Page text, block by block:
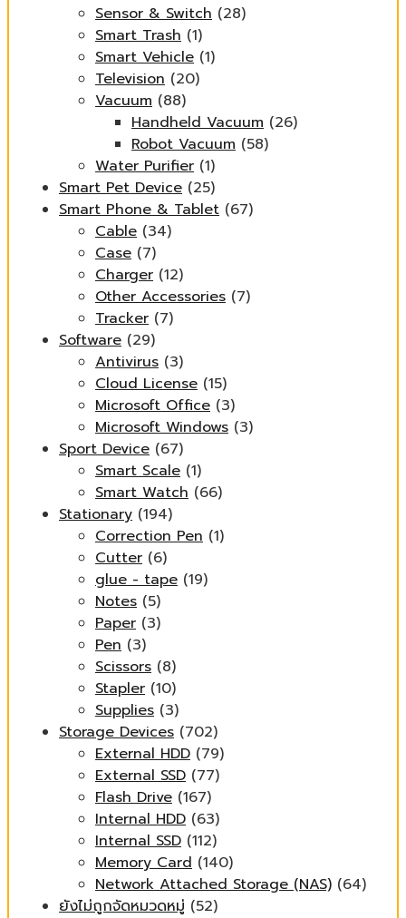
Sensor & Switch (28)
Smart Trash (1)
Smart Vehicle (1)
Television (20)
Vacuum (88)
Handheld Vacuum (26)
Robot Vacuum (58)
Water Purifier (1)
Smart Pet Device (25)
Smart Phone & Tablet (67)
Cable (34)
Case (7)
Charger (12)
Other Accessories (7)
Tracker (7)
Software (29)
Antivirus (3)
Cloud License (15)
Microsoft Office (3)
Microsoft Windows (3)
Sport Device (67)
Smart Scale (1)
Smart Watch (66)
Stationary (194)
Correction Pen (1)
Cutter (6)
glue - tape (19)
Notes (5)
Paper (3)
Pen (3)
Scissors (8)
Stapler (10)
Supplies (3)
Storage Devices (702)
External HDD (79)
External SSD (77)
Flash Drive (167)
Internal HDD (63)
Internal SSD (112)
Memory Card (140)
Network Attached Storage (NAS) (64)
ยังไม่ถูกจัดหมวดหมู่ (52)